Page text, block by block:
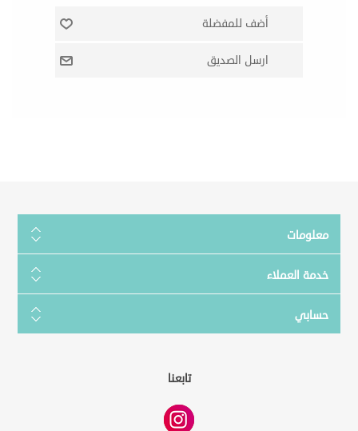
معلومات
خدمة العملاء
حسابي
تابعنا